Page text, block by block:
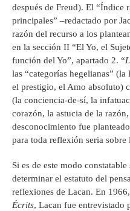
después de Freud). El “Índice
principales” –redactado por
razón del recurso a los
en la sección II “El Yo, el
función del Yo”, apartado 2. “
las “categorías hegelianas”
el prestigio, el Amo absoluto)
(la conciencia-de-sí, la
corazón, la astucia de la
desconocimiento fue
para toda reflexión seria
Si es de este modo
determinar el estatuto del
reflexiones de Lacan. En
Écrits, Lacan fue entrevistado